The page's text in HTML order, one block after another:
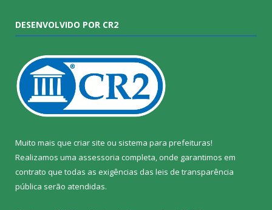
DESENVOLVIDO POR CR2
Muito mais que criar site ou sistema para prefeituras!
Realizamos uma assessoria completa, onde garantimos em
contrato que todas as exigências das leis de transparência
pública serão atendidas.